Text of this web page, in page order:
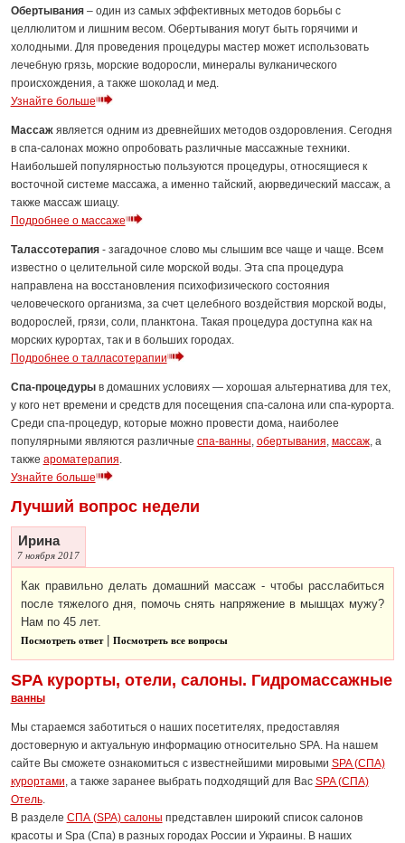
Обертывания– один из самых эффективных методов борьбы с
целлюлитом и лишним весом. Обертывания могут быть горячими и
холодными. Для проведения процедуры мастер может использовать
лечебную грязь, морские водоросли, минералы вулканического
происхождения, а также шоколад и мед.
Узнайте больше
Массажявляется одним из древнейших методов оздоровления. Сегодня
в спа-салонах можно опробовать различные массажные техники.
Наибольшей популярностью пользуются процедуры, относящиеся к
восточной системе массажа, а именно тайский, аюрведический массаж, а
также массаж шиацу.
Подробнее о массаже
Талассотерапия- загадочное слово мы слышим все чаще и чаще. Всем
известно о целительной силе морской воды. Эта спа процедура
направлена на восстановления психофизического состояния
человеческого организма, за счет целебного воздействия морской воды,
водорослей, грязи, соли, планктона. Такая процедура доступна как на
морских курортах, так и в больших городах.
Подробнее о талласотерапии
Спа-процедурыв домашних условиях — хорошая альтернатива для тех,
у кого нет времени и средств для посещения спа-салона или спа-курорта.
Среди спа-процедур, которые можно провести дома, наиболее
популярными являются различные спа-ванны обертывания массаж, а
также ароматерапия
Узнайте больше
Лучший вопрос недели
Ирина
7 ноября 2017
Как правильно делать домашний массаж - чтобы расслабиться
после тяжелого дня, помочь снять напряжение в мышцах мужу?
Нам по 45 лет.
Посмотреть ответ| Посмотреть все вопросы
SPA курорты, отели, салоны. Гидромассажные
ванны
Мы стараемся заботиться о наших посетителях, предоставляя
достоверную и актуальную информацию относительно SPA. На нашем
сайте Вы сможете ознакомиться с известнейшими мировыми SPA (СПА)
курортами, а также заранее выбрать подходящий для Вас SPA (СПА)
Отель.
В разделе СПА (SPA) салоны представлен широкий список салонов
красоты и Spa (Спа) в разных городах России и Украины. В наших